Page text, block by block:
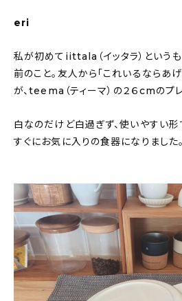
会社概要
プライバシーポリシー
eri
私が初めてiittala（イッタラ）という
前のこと。友人から「これいるならあ
が、teema（ティーマ）の２６cmのプ
白なのだけど白過ぎず、使いやすい形
すぐにお気に入りの食器になりました。